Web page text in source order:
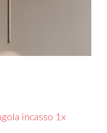
incasso 1x